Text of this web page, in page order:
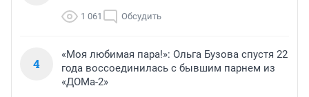
1 061 Обсудить
4
«Моя любимая пара!»: Ольга Бузова спустя 22
года воссоединилась с бывшим парнем из
«ДОМа-2»